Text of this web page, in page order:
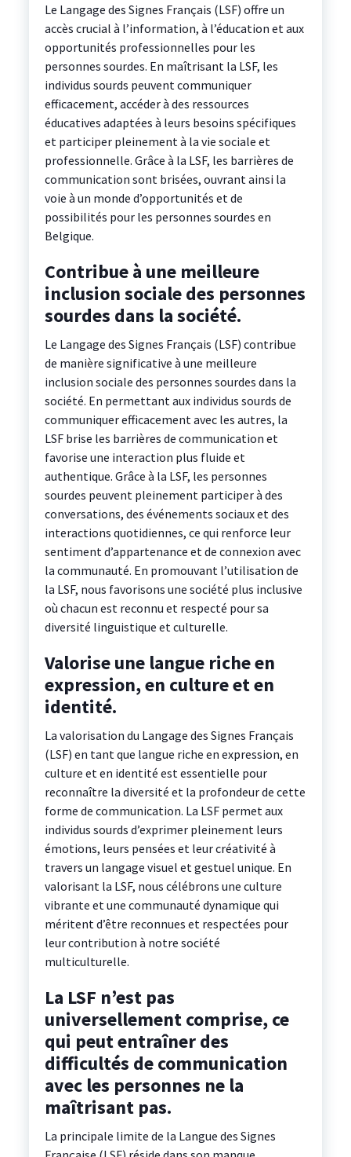
Le Langage des Signes Français (LSF) offre un
accès crucial à l’information, à l’éducation et aux
opportunités professionnelles pour les
personnes sourdes. En maîtrisant la LSF, les
individus sourds peuvent communiquer
efficacement, accéder à des ressources
éducatives adaptées à leurs besoins spécifiques
et participer pleinement à la vie sociale et
professionnelle. Grâce à la LSF, les barrières de
communication sont brisées, ouvrant ainsi la
voie à un monde d’opportunités et de
possibilités pour les personnes sourdes en
Belgique.
Contribue à une meilleure
inclusion sociale des personnes
sourdes dans la société.
Le Langage des Signes Français (LSF) contribue
de manière significative à une meilleure
inclusion sociale des personnes sourdes dans la
société. En permettant aux individus sourds de
communiquer efficacement avec les autres, la
LSF brise les barrières de communication et
favorise une interaction plus fluide et
authentique. Grâce à la LSF, les personnes
sourdes peuvent pleinement participer à des
conversations, des événements sociaux et des
interactions quotidiennes, ce qui renforce leur
sentiment d’appartenance et de connexion avec
la communauté. En promouvant l’utilisation de
la LSF, nous favorisons une société plus inclusive
où chacun est reconnu et respecté pour sa
diversité linguistique et culturelle.
Valorise une langue riche en
expression, en culture et en
identité.
La valorisation du Langage des Signes Français
(LSF) en tant que langue riche en expression, en
culture et en identité est essentielle pour
reconnaître la diversité et la profondeur de cette
forme de communication. La LSF permet aux
individus sourds d’exprimer pleinement leurs
émotions, leurs pensées et leur créativité à
travers un langage visuel et gestuel unique. En
valorisant la LSF, nous célébrons une culture
vibrante et une communauté dynamique qui
méritent d’être reconnues et respectées pour
leur contribution à notre société
multiculturelle.
La LSF n’est pas
universellement comprise, ce
qui peut entraîner des
difficultés de communication
avec les personnes ne la
maîtrisant pas.
La principale limite de la Langue des Signes